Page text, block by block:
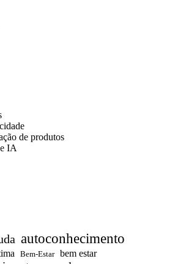
de produtos
IA
autoconhecimento
Bem-Estar bem estar